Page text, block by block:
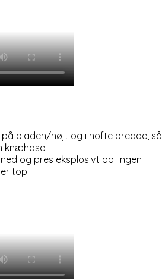
pladen/højt og i hofte bredde, så
knæhase.
og pres eksplosivt op. ingen
top.